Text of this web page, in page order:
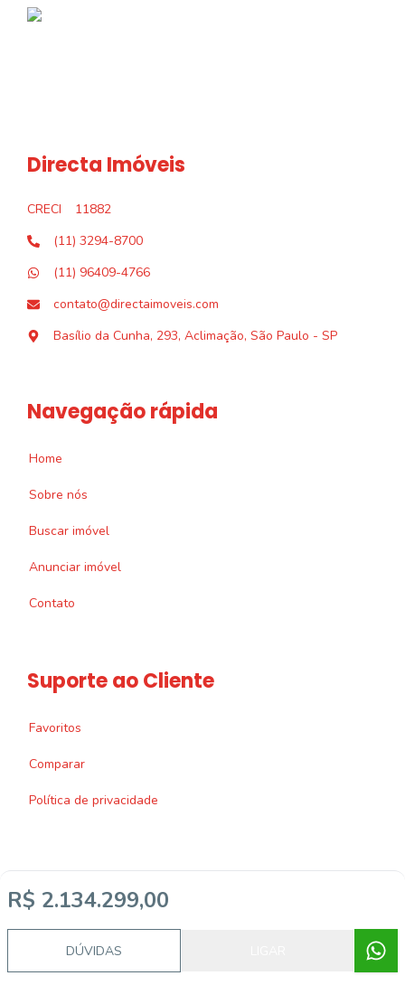
R$ 2.134.299,00
DÚVIDAS
Directa Imóveis
CRECI
11882
(11) 3294-8700
(11) 96409-4766
contato@directaimoveis.com
Basílio da Cunha, 293, Aclimação, São Paulo - SP
Navegação rápida
Home
Sobre nós
Buscar imóvel
Anunciar imóvel
Contato
Suporte ao Cliente
Favoritos
Comparar
Política de privacidade
Imobiliária Certificada:
Selo de Tecnologia Loft